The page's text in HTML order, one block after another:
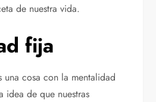
de nuestra vida.
fija
una cosa con la mentalidad
idea de que nuestras